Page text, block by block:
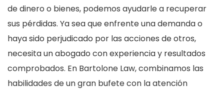
de dinero o bienes, podemos ayudarle a recuperar
sus pérdidas. Ya sea que enfrente una demanda o
haya sido perjudicado por las acciones de otros,
necesita un abogado con experiencia y resultados
comprobados. En Bartolone Law, combinamos las
habilidades de un gran bufete con la atención